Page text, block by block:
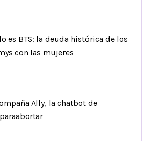
es BTS: la deuda histórica de los
con las mujeres
Ally, la chatbot de